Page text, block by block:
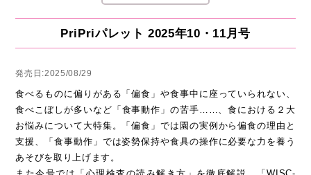
PriPriパレット 2025年10・11月号
発売日:2025/08/29
食べるものに偏りがある「偏食」や食事中に座っていられない、
食べこぼしが多いなど「食事動作」の苦手……、食における２大
お悩みについて大特集。「偏食」では園の実例から偏食の理由と
支援、「食事動作」では姿勢保持や食具の操作に必要な力を養う
あそびを取り上げます。